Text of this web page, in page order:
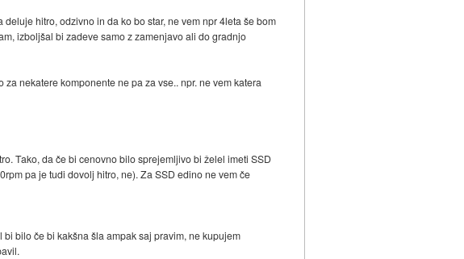
hitro, odzivno in da ko bo star, ne vem npr 4leta še bom
izboljšal bi zadeve samo z zamenjavo ali do gradnjo
nekatere komponente ne pa za vse.. npr. ne vem katera
Tako, da če bi cenovno bilo sprejemljivo bi želel imeti SSD
pa je tudi dovolj hitro, ne). Za SSD edino ne vem če
bilo če bi kakšna šla ampak saj pravim, ne kupujem